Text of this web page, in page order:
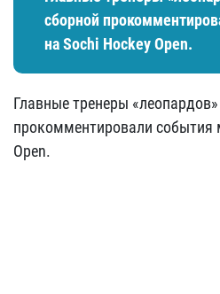
сборной
на Sochi Hockey Open.
Главные тренеры
прокомментировали события
Open.